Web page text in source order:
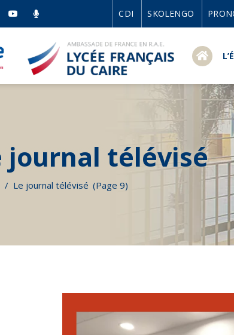
CDI SKOLENGO
journal télévisé
/ Le journal télévisé (Page 9)